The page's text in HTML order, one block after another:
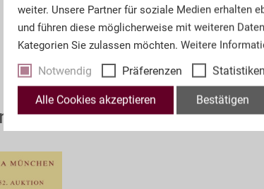
weiter. Unsere Partner für soziale Medien erhalten
und führen diese möglicherweise mit weiteren
Kategorien Sie zulassen möchten. Weitere
Notwendig
Präferenzen Statistiken
Alle Cookies akzeptieren Bestätigen